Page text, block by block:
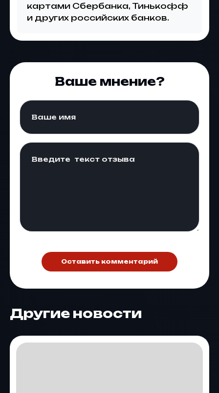
картами Сбербанка, Тинькофф
и других российских банков.
Ваше мнение?
Оставить комментарий
Другие новости